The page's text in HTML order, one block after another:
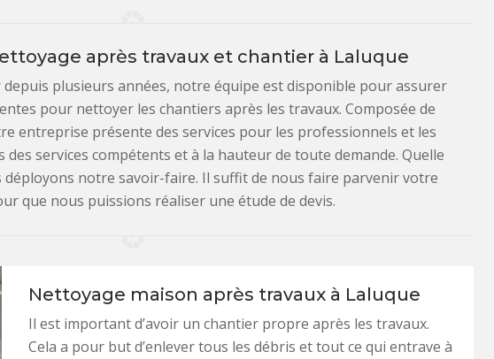
après travaux et chantier à Laluque
plusieurs années, notre équipe est disponible pour assurer
pour nettoyer les chantiers après les travaux. Composée de
entreprise présente des services pour les professionnels et les
services compétents et à la hauteur de toute demande. Quelle
déployons notre savoir-faire. Il suffit de nous faire parvenir votre
que nous puissions réaliser une étude de devis.
Nettoyage maison après travaux à Laluque
Il est important d’avoir un chantier propre après les travaux.
Cela a pour but d’enlever tous les débris et tout ce qui entrave à